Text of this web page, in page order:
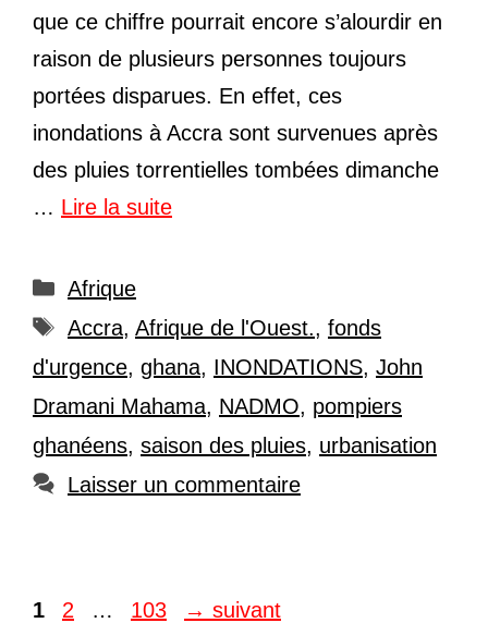
que ce chiffre pourrait encore s’alourdir en
raison de plusieurs personnes toujours
portées disparues. En effet, ces
inondations à Accra sont survenues après
des pluies torrentielles tombées dimanche
… Lire la suite
Catégories
Afrique
Étiquettes
Accra, Afrique de l'Ouest., fonds
d'urgence, ghana, INONDATIONS, John
Dramani Mahama, NADMO, pompiers
ghanéens, saison des pluies, urbanisation
Laisser un commentaire
Page
1 Page
2 … Page
103 → suivant